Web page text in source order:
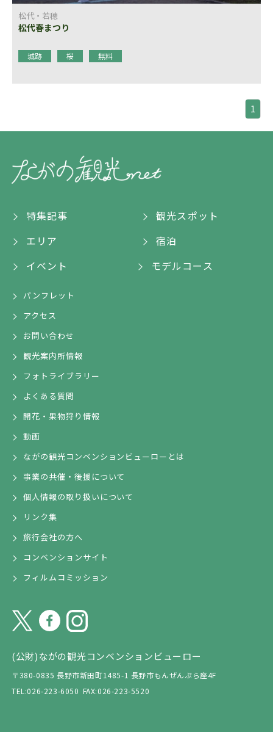
松代・若穂
松代春まつり
城跡 桜 無料
1
(公財)ながの観光コンベンションビューロー
〒380-0835 長野市新田町1485-1 長野市もんぜんぷら座4F
TEL:026-223-6050 FAX:026-223-5520
特集記事
観光スポット
エリア
宿泊
イベント
モデルコース
パンフレット
アクセス
お問い合わせ
観光案内所情報
フォトライブラリー
よくある質問
開花・果物狩り情報
動画
ながの観光コンベンションビューローとは
事業の共催・後援について
個人情報の取り扱いについて
リンク集
旅行会社の方へ
コンベンションサイト
フィルムコミッション